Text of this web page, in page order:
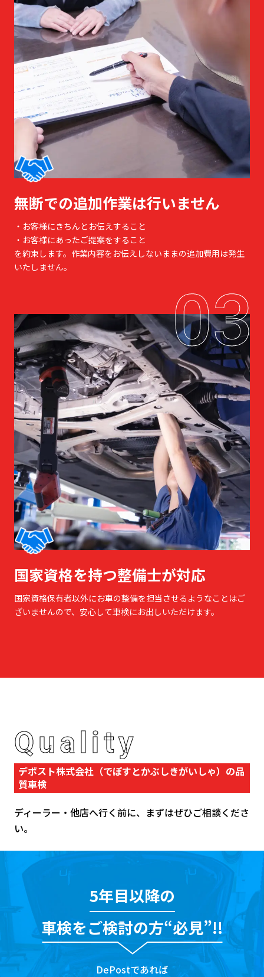
無断での追加作業は行いません
・お客様にきちんとお伝えすること
・お客様にあったご提案をすること
を約束します。作業内容をお伝えしないままの追加費用は発生
いたしません。
国家資格を持つ整備士が対応
国家資格保有者以外にお車の整備を担当させるようなことはご
ざいませんので、安心して車検にお出しいただけます。
Quality
デポスト株式会社（でぽすとかぶしきがいしゃ）の品
質車検
ディーラー・他店へ行く前に、まずはぜひご相談くださ
い。
5年目以降の
車検をご検討の方“必見”!!
DePostであれば